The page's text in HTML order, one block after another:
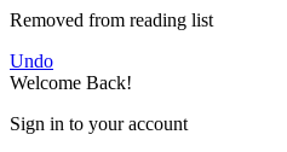
Removed from reading list
Undo
Welcome Back!
Sign in to your account